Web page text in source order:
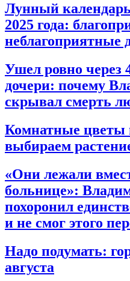
Лунный
2025 года:
неблагоприятные
Ушел ровно через
дочери: почему
скрывал смерть
Комнатные цветы
выбираем
«Они лежали
больнице»:
похоронил
и не смог этого
Надо подумать:
августа